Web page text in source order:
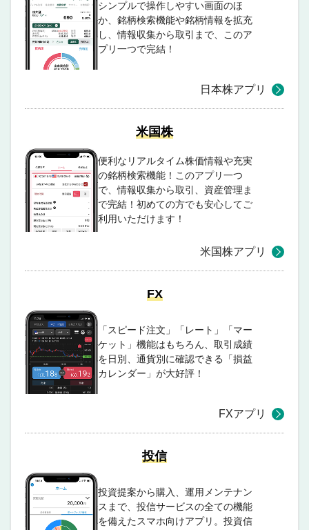
シンプルで操作しやすい画面のほ
か、銘柄検索機能や銘柄情報を拡充
し、情報収集から取引まで、このア
プリ一つで完結！
日本株アプリ
米国株
便利なリアルタイム株価情報や充実
の銘柄検索機能！このアプリ一つ
で、情報収集から取引、資産管理ま
で完結！初めての方でも安心してご
利用いただけます！
米国株アプリ
FX
「スピード注文」「レート」「マー
ケット」機能はもちろん、取引成績
を日別、通貨別に確認できる「損益
カレンダー」が大好評！
FXアプリ
投信
投資提案から購入、運用メンテナン
スまで、投信サービスの全ての機能
を備えたスマホ向けアプリ。投資信